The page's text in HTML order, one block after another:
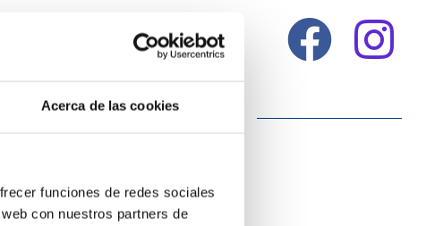
Acerca de las cookies
funciones de redes sociales
con nuestros partners de